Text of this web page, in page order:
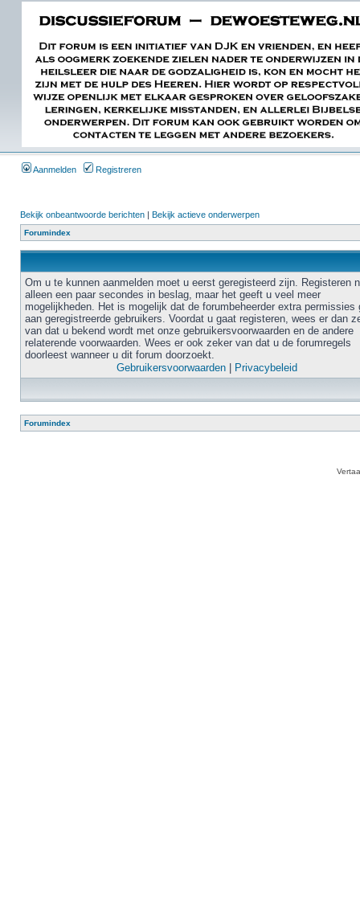
Aanmelden Registreren
Bekijk onbeantwoorde berichten | Bekijk actieve onderwerpen
Forumindex
Om u te kunnen aanmelden moet u eerst geregisteerd zijn. Registeren
alleen een paar secondes in beslag, maar het geeft u veel meer
mogelijkheden. Het is mogelijk dat de forumbeheerder extra permissies
aan geregistreerde gebruikers. Voordat u gaat registeren, wees er dan
van dat u bekend wordt met onze gebruikersvoorwaarden en de andere
relaterende voorwaarden. Wees er ook zeker van dat u de forumregels
doorleest wanneer u dit forum doorzoekt.
Gebruikersvoorwaarden
Privacybeleid
Forumindex